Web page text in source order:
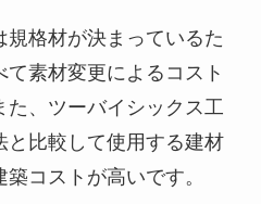
格材が決まっているた
素材変更によるコスト
た、ツーバイシックス工
と比較して使用する建材
コストが高いです。